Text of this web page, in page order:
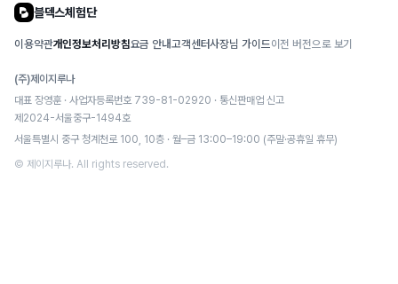
블덱스체험단
이용약관개인정보처리방침요금 안내고객센터사장님 가이드이전 버전으로 보기
(주)제이지루나
대표 장영훈 · 사업자등록번호 739-81-02920 · 통신판매업 신고
제2024-서울중구-1494호
서울특별시 중구 청계천로 100, 10층 · 월–금 13:00–19:00 (주말·공휴일 휴무)
© 제이지루나. All rights reserved.